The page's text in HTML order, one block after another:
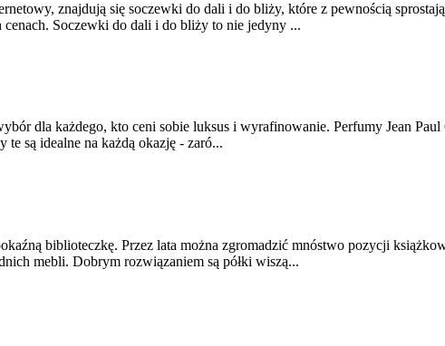
znajdują się soczewki do dali i do bliży, które z pewnością
Soczewki do dali i do bliży to nie jedyny ...
dla każdego, kto ceni sobie luksus i wyrafinowanie. Perfumy Jean
te są idealne na każdą okazję - zaró...
biblioteczkę. Przez lata można zgromadzić mnóstwo pozycji
mebli. Dobrym rozwiązaniem są półki wiszą...